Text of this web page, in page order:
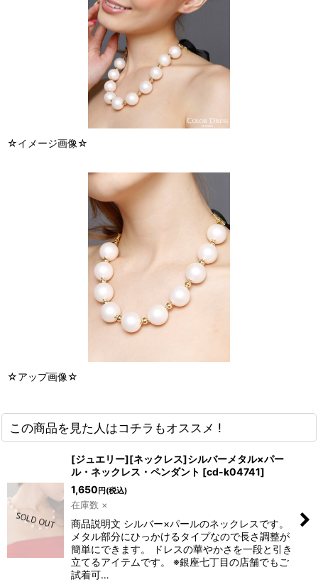
☆イメージ画像☆
☆アップ画像☆
この商品を見た人はコチラもオススメ !
[ジュエリー][ネックレス]シルバーメタル×パー
ル・ネックレス・ペンダント [cd-k04741]
1,650 円 (税込)
在庫数 ×
商品説明文 シルバー×パールのネックレスです。
メタル部分にひっかけるタイプなので長さ調整が
簡単にできます。 ドレスの華やかさを一段と引き
立てるアイテムです。 ※銀座七丁目の店舗でもご
試着可…